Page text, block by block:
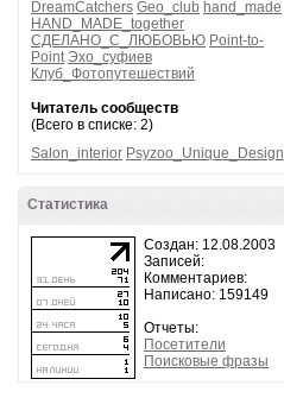
DreamCatchers Geo_club hand_made
HAND_MADE_together
СДЕЛАНО_С_ЛЮБОВЬЮ Point-to-
Point Эхо_суфиев
Клуб_Фотопутешествий
Читатель сообществ
(Всего в списке: 2)
Salon_interior Psyzoo_Unique_Design
Статистика
Создан: 12.08.2003
Записей:
Комментариев:
Написано: 159149
Отчеты:
Посетители
Поисковые фразы